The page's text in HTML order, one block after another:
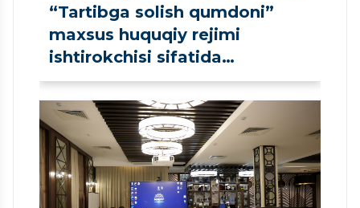
“Tartibga solish qumdoni”
maxsus huquqiy rejimi
ishtirokchisi sifatida
ro‘yxatdan o‘tkazildi